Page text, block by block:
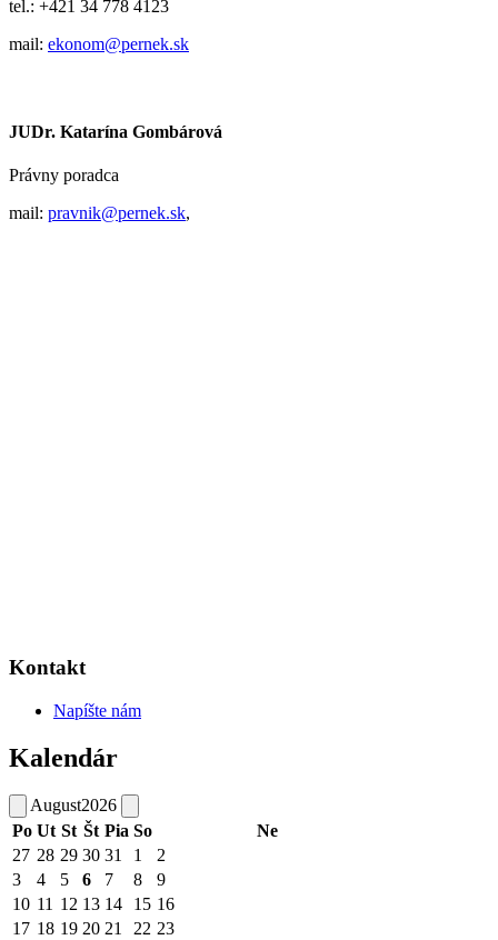
tel.: +421 34 778 4123
mail: ekonom@pernek.sk
JUDr. Katarína Gombárová
Právny poradca
mail: pravnik@pernek.sk,
Kontakt
Napíšte nám
Kalendár
August2026
Po Ut St Št Pia So
Ne
27 28 29 30 31 1
2
3
4 5 6 7 8
9
10 11 12 13 14 15 16
17 18 19 20 21 22 23